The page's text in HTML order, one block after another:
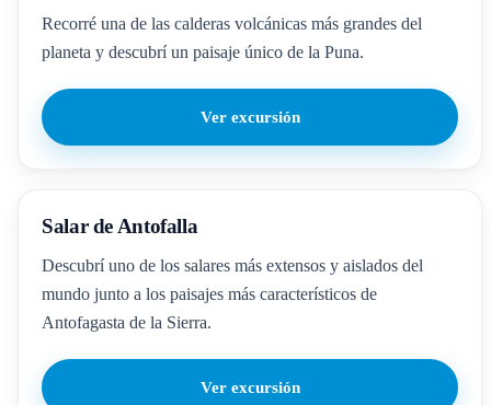
Recorré una de las calderas volcánicas más grandes del
planeta y descubrí un paisaje único de la Puna.
Ver excursión
Salar de Antofalla
Descubrí uno de los salares más extensos y aislados del
mundo junto a los paisajes más característicos de
Antofagasta de la Sierra.
Ver excursión